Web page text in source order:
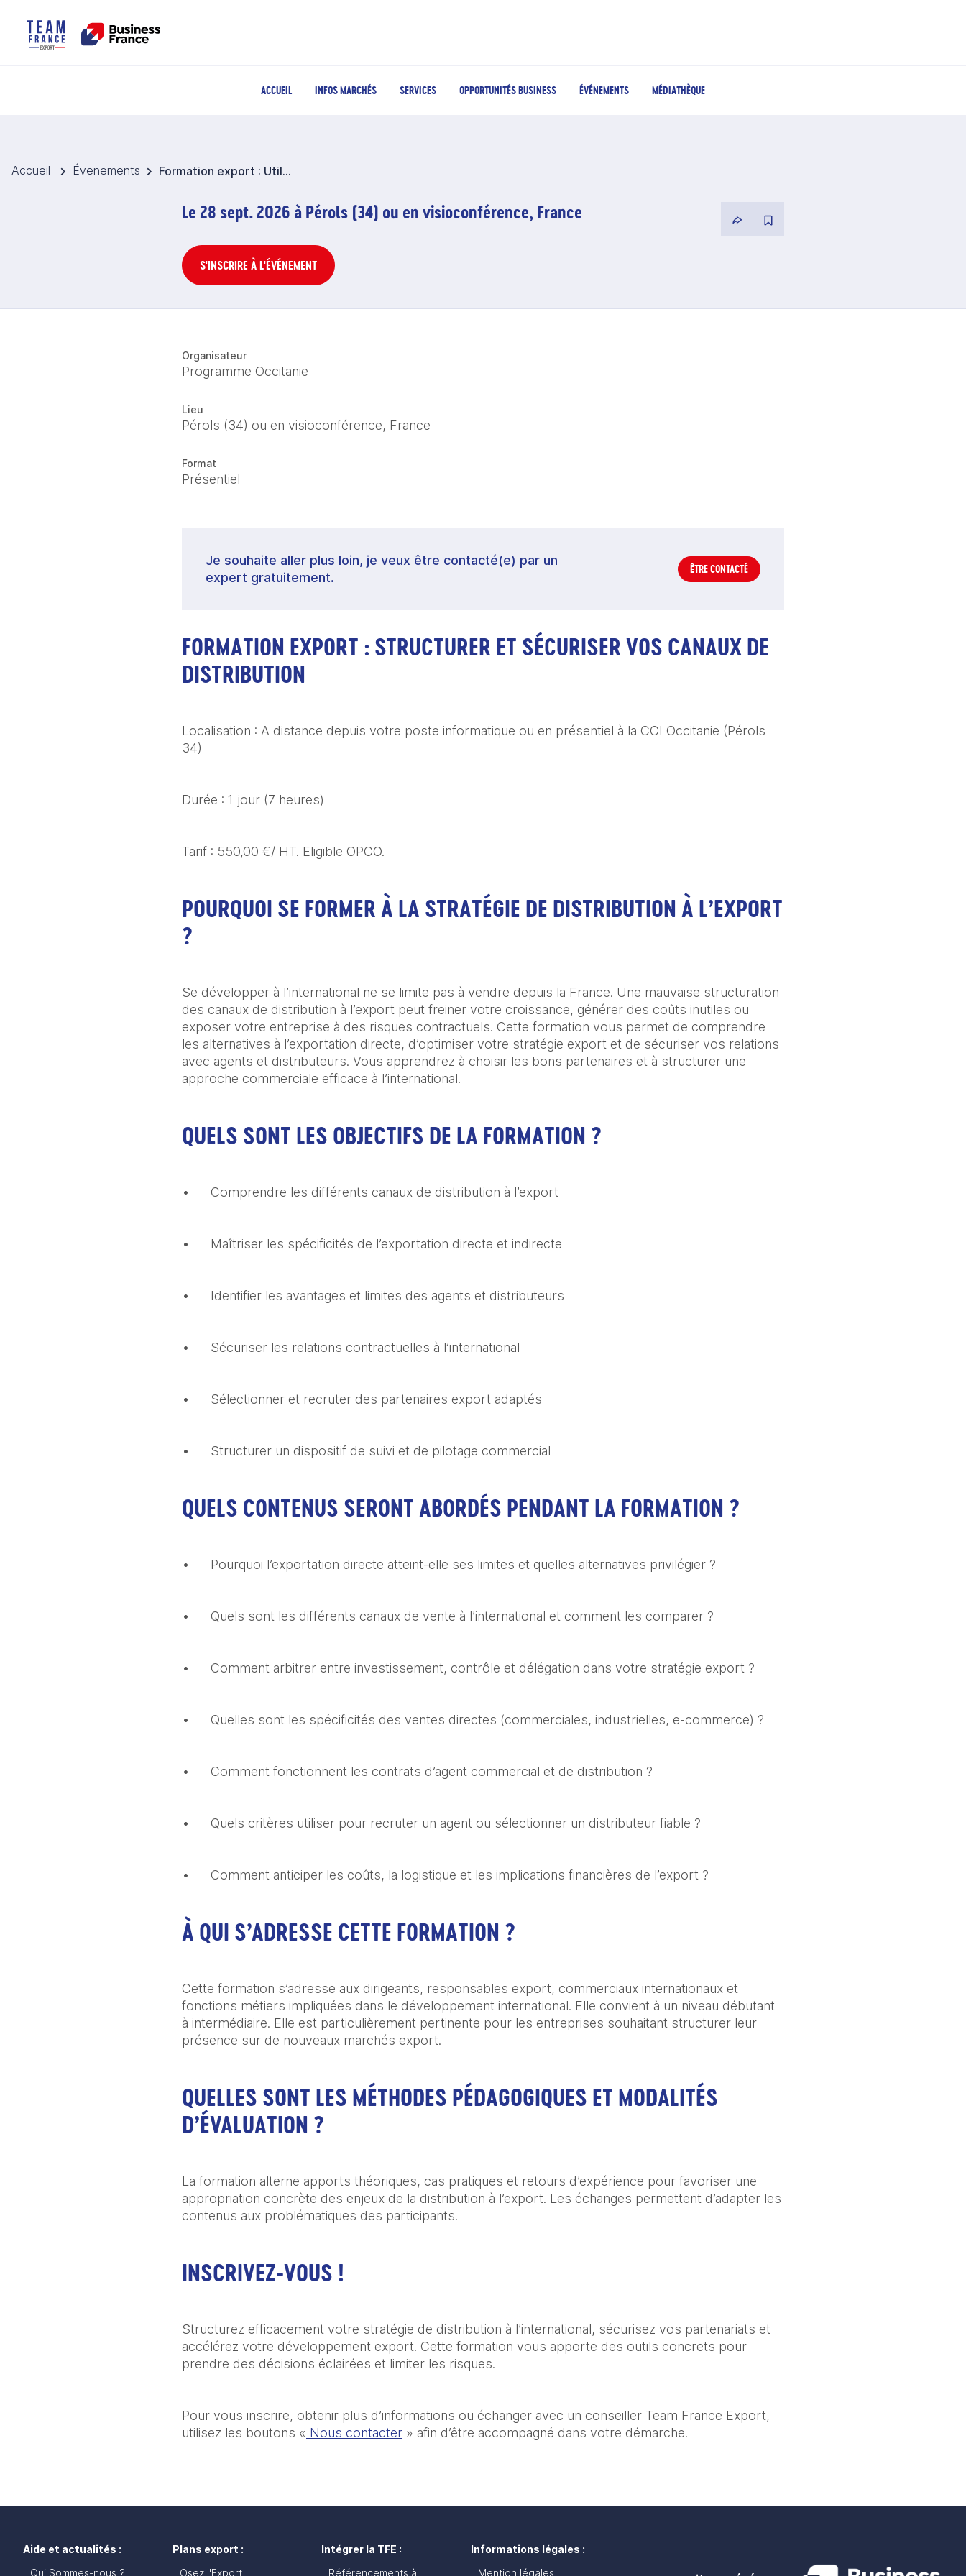
ACCUEIL INFOS MARCHÉS SERVICES OPPORTUNITÉS BUSINESS ÉVÉNEMENTS MÉDIATHÈQUE
Accueil Évenements Formation export : Utiliser les solutions alternatives à l’exportation directe (agent commercial, distributeur sélectif, prestataire de portage et d’ancrage)
Le 28 sept. 2026 à Pérols (34) ou en visioconférence, France
S'INSCRIRE À L'ÉVÉNEMENT
Organisateur
Programme Occitanie
Lieu
Pérols (34) ou en visioconférence, France
Format
Présentiel
Je souhaite aller plus loin, je veux être contacté(e) par un
expert gratuitement.
ÊTRE CONTACTÉ
FORMATION EXPORT : STRUCTURER ET SÉCURISER VOS CANAUX DE
DISTRIBUTION
Localisation : A distance depuis votre poste informatique ou en présentiel à la CCI Occitanie (Pérols
34)
Durée : 1 jour (7 heures)
Tarif : 550,00 €/ HT. Eligible OPCO.
POURQUOI SE FORMER À LA STRATÉGIE DE DISTRIBUTION À L’EXPORT
?
Se développer à l’international ne se limite pas à vendre depuis la France. Une mauvaise structuration
des canaux de distribution à l’export peut freiner votre croissance, générer des coûts inutiles ou
exposer votre entreprise à des risques contractuels. Cette formation vous permet de comprendre
les alternatives à l’exportation directe, d’optimiser votre stratégie export et de sécuriser vos relations
avec agents et distributeurs. Vous apprendrez à choisir les bons partenaires et à structurer une
approche commerciale efficace à l’international.
QUELS SONT LES OBJECTIFS DE LA FORMATION ?
•	Comprendre les différents canaux de distribution à l’export
•	Maîtriser les spécificités de l’exportation directe et indirecte
•	Identifier les avantages et limites des agents et distributeurs
•	Sécuriser les relations contractuelles à l’international
•	Sélectionner et recruter des partenaires export adaptés
•	Structurer un dispositif de suivi et de pilotage commercial
QUELS CONTENUS SERONT ABORDÉS PENDANT LA FORMATION ?
•	Pourquoi l’exportation directe atteint-elle ses limites et quelles alternatives privilégier ?
•	Quels sont les différents canaux de vente à l’international et comment les comparer ?
•	Comment arbitrer entre investissement, contrôle et délégation dans votre stratégie export ?
•	Quelles sont les spécificités des ventes directes (commerciales, industrielles, e-commerce) ?
•	Comment fonctionnent les contrats d’agent commercial et de distribution ?
•	Quels critères utiliser pour recruter un agent ou sélectionner un distributeur fiable ?
•	Comment anticiper les coûts, la logistique et les implications financières de l’export ?
À QUI S’ADRESSE CETTE FORMATION ?
Cette formation s’adresse aux dirigeants, responsables export, commerciaux internationaux et
fonctions métiers impliquées dans le développement international. Elle convient à un niveau débutant
à intermédiaire. Elle est particulièrement pertinente pour les entreprises souhaitant structurer leur
présence sur de nouveaux marchés export.
QUELLES SONT LES MÉTHODES PÉDAGOGIQUES ET MODALITÉS
D’ÉVALUATION ?
La formation alterne apports théoriques, cas pratiques et retours d’expérience pour favoriser une
appropriation concrète des enjeux de la distribution à l’export. Les échanges permettent d’adapter les
contenus aux problématiques des participants.
INSCRIVEZ-VOUS !
Structurez efficacement votre stratégie de distribution à l’international, sécurisez vos partenariats et
accélérez votre développement export. Cette formation vous apporte des outils concrets pour
prendre des décisions éclairées et limiter les risques.
Pour vous inscrire, obtenir plus d’informations ou échanger avec un conseiller Team France Export,
utilisez les boutons « Nous contacter » afin d’être accompagné dans votre démarche.
Aide et actualités :
Qui Sommes-nous ?
Plans export :
Osez l'Export
Intégrer la TFE :
Référencements à
Informations légales :
Mention légales